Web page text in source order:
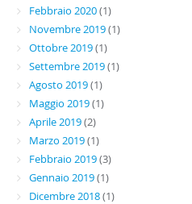
Febbraio 2020(1)
Novembre 2019(1)
Ottobre 2019(1)
Settembre 2019(1)
Agosto 2019(1)
Maggio 2019(1)
Aprile 2019(2)
Marzo 2019(1)
Febbraio 2019(3)
Gennaio 2019(1)
Dicembre 2018(1)